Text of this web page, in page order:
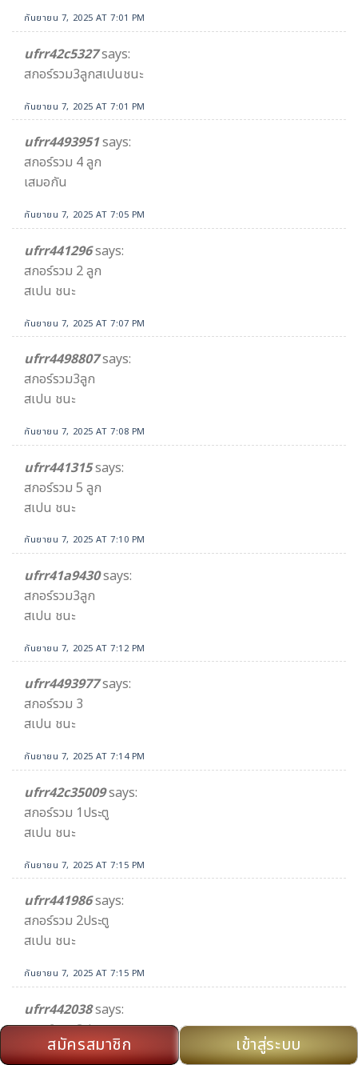
กันยายน 7, 2025 AT 7:01 PM
ufrr42c5327says:
สกอร์รวม3ลูกสเปนชนะ
กันยายน 7, 2025 AT 7:01 PM
ufrr4493951says:
สกอร์รวม 4 ลูก
เสมอกัน
กันยายน 7, 2025 AT 7:05 PM
ufrr441296says:
สกอร์รวม 2 ลูก
สเปน ชนะ
กันยายน 7, 2025 AT 7:07 PM
ufrr4498807says:
สกอร์รวม3ลูก
สเปน ชนะ
กันยายน 7, 2025 AT 7:08 PM
ufrr441315says:
สกอร์รวม 5 ลูก
สเปน ชนะ
กันยายน 7, 2025 AT 7:10 PM
ufrr41a9430says:
สกอร์รวม3ลูก
สเปน ชนะ
กันยายน 7, 2025 AT 7:12 PM
ufrr4493977says:
สกอร์รวม 3
สเปน ชนะ
กันยายน 7, 2025 AT 7:14 PM
ufrr42c35009says:
สกอร์รวม 1ประตู
สเปน ชนะ
กันยายน 7, 2025 AT 7:15 PM
ufrr441986says:
สกอร์รวม 2ประตู
สเปน ชนะ
กันยายน 7, 2025 AT 7:15 PM
ufrr442038says:
สกอร์รวม 3ประตู
สเปน ชนะ
สมัครสมาชิก เข้าสู่ระบบ